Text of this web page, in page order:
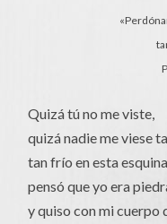
Quizá tú no me viste,
quizá nadie me viese
tan frío en esta
pensó que yo era
y quiso con mi cuerpo